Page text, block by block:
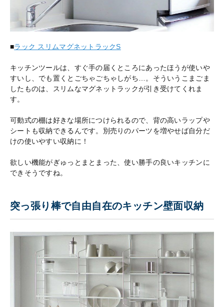
■ラック スリムマグネットラックS
キッチンツールは、すぐ手の届くところにあったほうが使いや
すいし、でも置くとごちゃごちゃしがち…。そういうこまごま
したものは、スリムなマグネットラックが引き受けてくれま
す。
可動式の棚は好きな場所につけられるので、背の高いラップや
シートも収納できるんです。別売りのパーツを増やせば自分だ
けの使いやすい収納に！
欲しい機能がぎゅっとまとまった、使い勝手の良いキッチンに
できそうですね。
突っ張り棒で自由自在のキッチン壁面収納